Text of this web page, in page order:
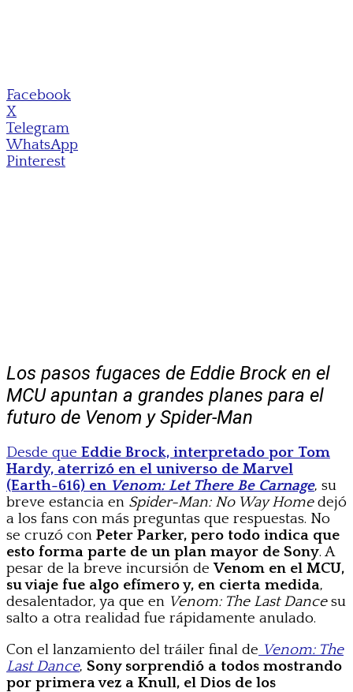
Facebook
X
Telegram
WhatsApp
Pinterest
Los pasos fugaces de Eddie Brock en el
MCU apuntan a grandes planes para el
futuro de Venom y Spider-Man
Desde que Eddie Brock, interpretado por Tom
Hardy, aterrizó en el universo de Marvel
(Earth-616) en Venom: Let There Be Carnage, su
breve estancia en Spider-Man: No Way Homedejó
a los fans con más preguntas que respuestas. No
se cruzó con Peter Parker, pero todo indica que
esto forma parte de un plan mayor de Sony. A
pesar de la breve incursión deVenom en el MCU,
su viaje fue algo efímero y, en cierta medida,
desalentador, ya que en Venom: The Last Dancesu
salto a otra realidad fue rápidamente anulado.
Con el lanzamiento del tráiler final de Venom: The
Last Dance, Sony sorprendió a todos mostrando
por primera vez a Knull, el Dios de los